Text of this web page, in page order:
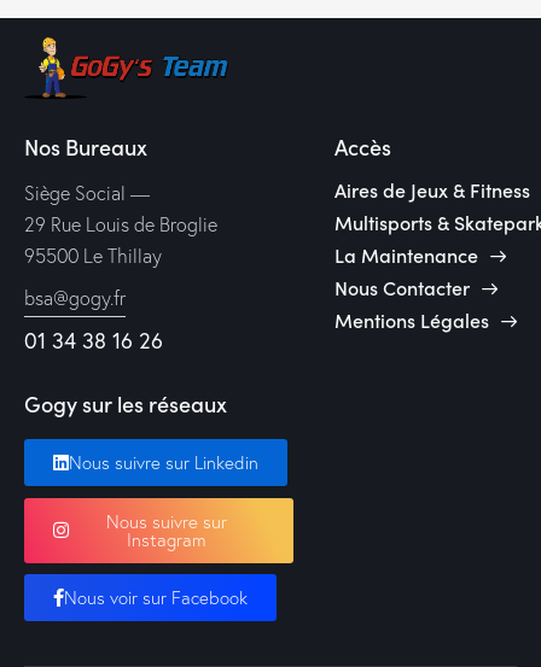
Nos Bureaux
Siège Social —
29 Rue Louis de Broglie
95500 Le Thillay
bsa@gogy.fr
01 34 38 16 26
Accès
Aires de Jeux & Fitness
Multisports &
La Maintenance
Nous Contacter
Mentions Légales
Gogy sur les réseaux
Nous suivre sur Linkedin
Nous suivre sur
Instagram
Nous voir sur Facebook